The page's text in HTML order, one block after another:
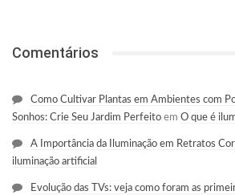
Comentários
Como Cultivar Plantas em Ambientes com
Sonhos: Crie Seu Jardim Perfeito em O que é
A Importância da Iluminação em Retratos
iluminação artificial
Evolução das TVs: veja como foram as